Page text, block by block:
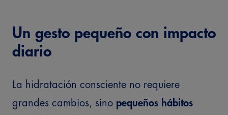
Un gesto pequeño con impacto
diario
La hidratación consciente no requiere
grandes cambios, sino pequeños hábitos